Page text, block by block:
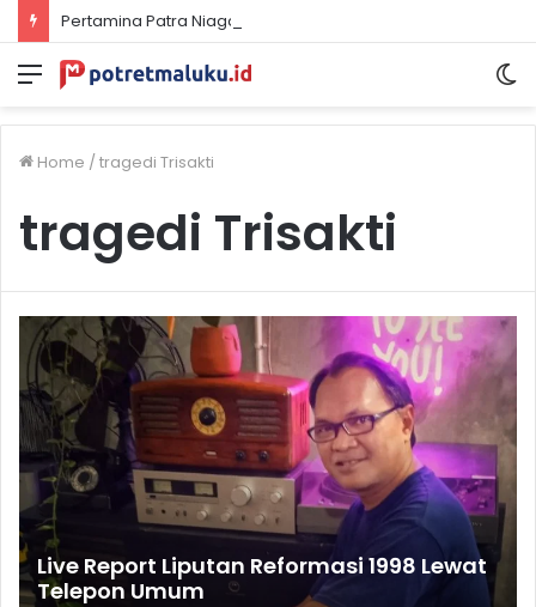
Menu
Home /tragedi Trisakti
tragedi Trisakti
Live Report Liputan Reformasi 1998 Lewat
Telepon Umum